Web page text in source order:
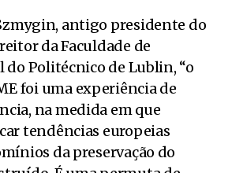
antigo presidente do
da Faculdade de
do Politécnico de Lublin, “o
foi uma experiência de
na medida em que
tendências europeias
da preservação do